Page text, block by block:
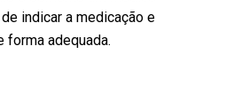
indicar a medicação e
forma adequada.